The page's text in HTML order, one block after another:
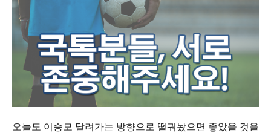
오늘도 이승모 달려가는 방향으로 떨궈놨으면 좋았을 것을